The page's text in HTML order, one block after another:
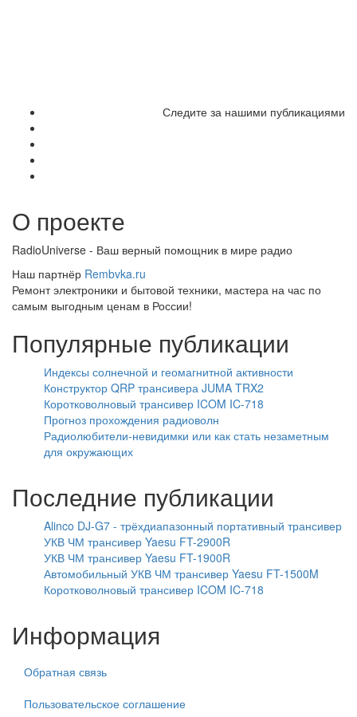
Следите за нашими публикациями
О проекте
RadioUniverse - Ваш верный помощник в мире радио
Наш партнёр Rembvka.ru
Ремонт электроники и бытовой техники, мастера на час по
самым выгодным ценам в России!
Популярные публикации
Индексы солнечной и геомагнитной активности
Конструктор QRP трансивера JUMA TRX2
Коротковолновый трансивер ICOM IC-718
Прогноз прохождения радиоволн
Радиолюбители-невидимки или как стать незаметным
для окружающих
Последние публикации
Alinco DJ-G7 - трёхдиапазонный портативный трансивер
УКВ ЧМ трансивер Yaesu FT-2900R
УКВ ЧМ трансивер Yaesu FT-1900R
Автомобильный УКВ ЧМ трансивер Yaesu FT-1500M
Коротковолновый трансивер ICOM IC-718
Информация
Обратная связь
Пользовательское соглашение